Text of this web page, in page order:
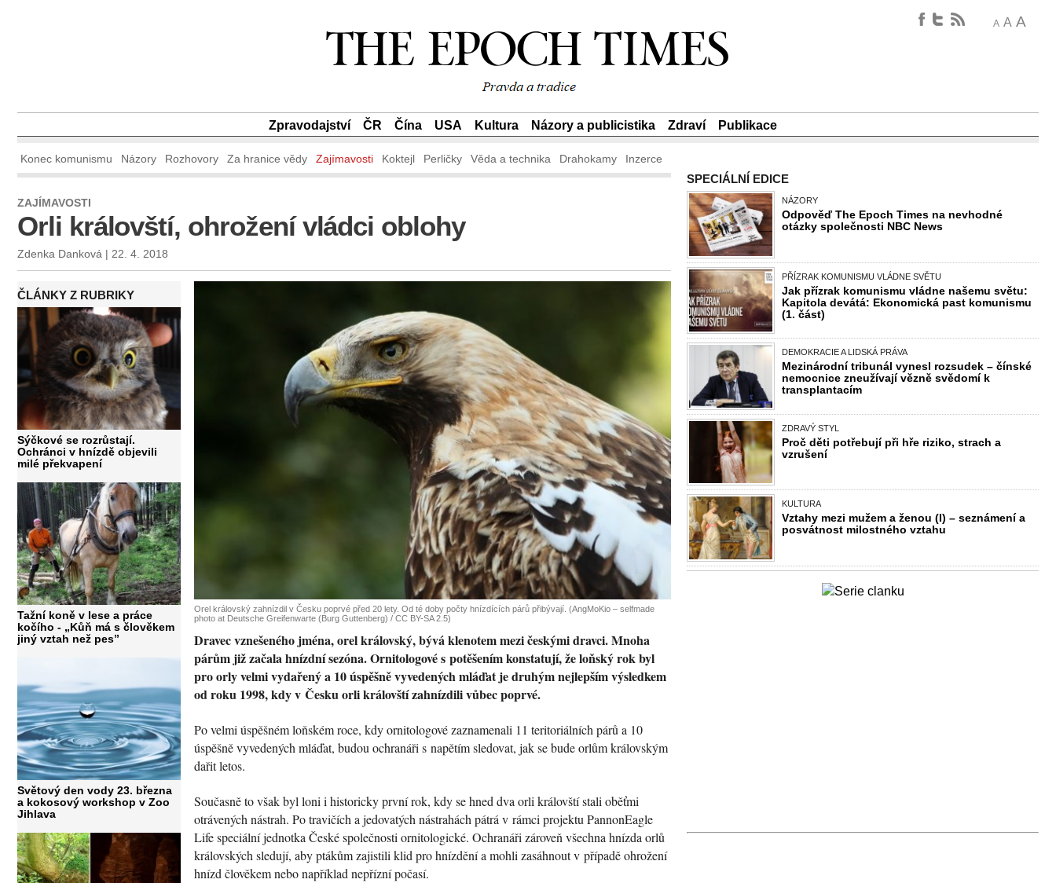
A A A
Zpravodajství ČR Čína USA Kultura Názory a publicistika Zdraví Publikace
Konec komunismu Názory Rozhovory Za hranice vědy Zajímavosti Koktejl Perličky Věda a technika Drahokamy Inzerce
ZAJÍMAVOSTI
Orli královští, ohrožení vládci oblohy
Zdenka Danková | 22. 4. 2018
ČLÁNKY Z RUBRIKY
Sýčkové se rozrůstají.
Ochránci v hnízdě objevili
milé překvapení
Tažní koně v lese a práce
kočího - „Kůň má s člověkem
jiný vztah než pes”
Světový den vody 23. března
a kokosový workshop v Zoo
Jihlava
Orel královský zahnízdil v Česku poprvé před 20 lety. Od té doby počty hnízdících párů přibývají. (AngMoKio – selfmade
photo at Deutsche Greifenwarte (Burg Guttenberg) / CC BY-SA 2.5)
Dravec vznešeného jména, orel královský, bývá klenotem mezi českými dravci. Mnoha
párům již začala hnízdní sezóna. Ornitologové s potěšením konstatují, že loňský rok byl
pro orly velmi vydařený a 10 úspěšně vyvedených mláďat je druhým nejlepším výsledkem
od roku 1998, kdy v Česku orli královští zahnízdili vůbec poprvé.
Po velmi úspěšném loňském roce, kdy ornitologové zaznamenali 11 teritoriálních párů a 10
úspěšně vyvedených mláďat, budou ochranáři s napětím sledovat, jak se bude orlům královským
dařit letos.
Současně to však byl loni i historicky první rok, kdy se hned dva orli královští stali oběťmi
otrávených nástrah. Po travičích a jedovatých nástrahách pátrá v rámci projektu PannonEagle
Life speciální jednotka České společnosti ornitologické. Ochranáři zároveň všechna hnízda orlů
královských sledují, aby ptákům zajistili klid pro hnízdění a mohli zasáhnout v případě ohrožení
hnízd člověkem nebo například nepřízní počasí.
SPECIÁLNÍ EDICE
NÁZORY
Odpověď The Epoch Times na nevhodné
otázky společnosti NBC News
PŘÍZRAK KOMUNISMU VLÁDNE SVĚTU
Jak přízrak komunismu vládne našemu světu:
Kapitola devátá: Ekonomická past komunismu
(1. část)
DEMOKRACIE A LIDSKÁ PRÁVA
Mezinárodní tribunál vynesl rozsudek – čínské
nemocnice zneužívají vězně svědomí k
transplantacím
ZDRAVÝ STYL
Proč děti potřebují při hře riziko, strach a
vzrušení
KULTURA
Vztahy mezi mužem a ženou (I) – seznámení a
posvátnost milostného vztahu